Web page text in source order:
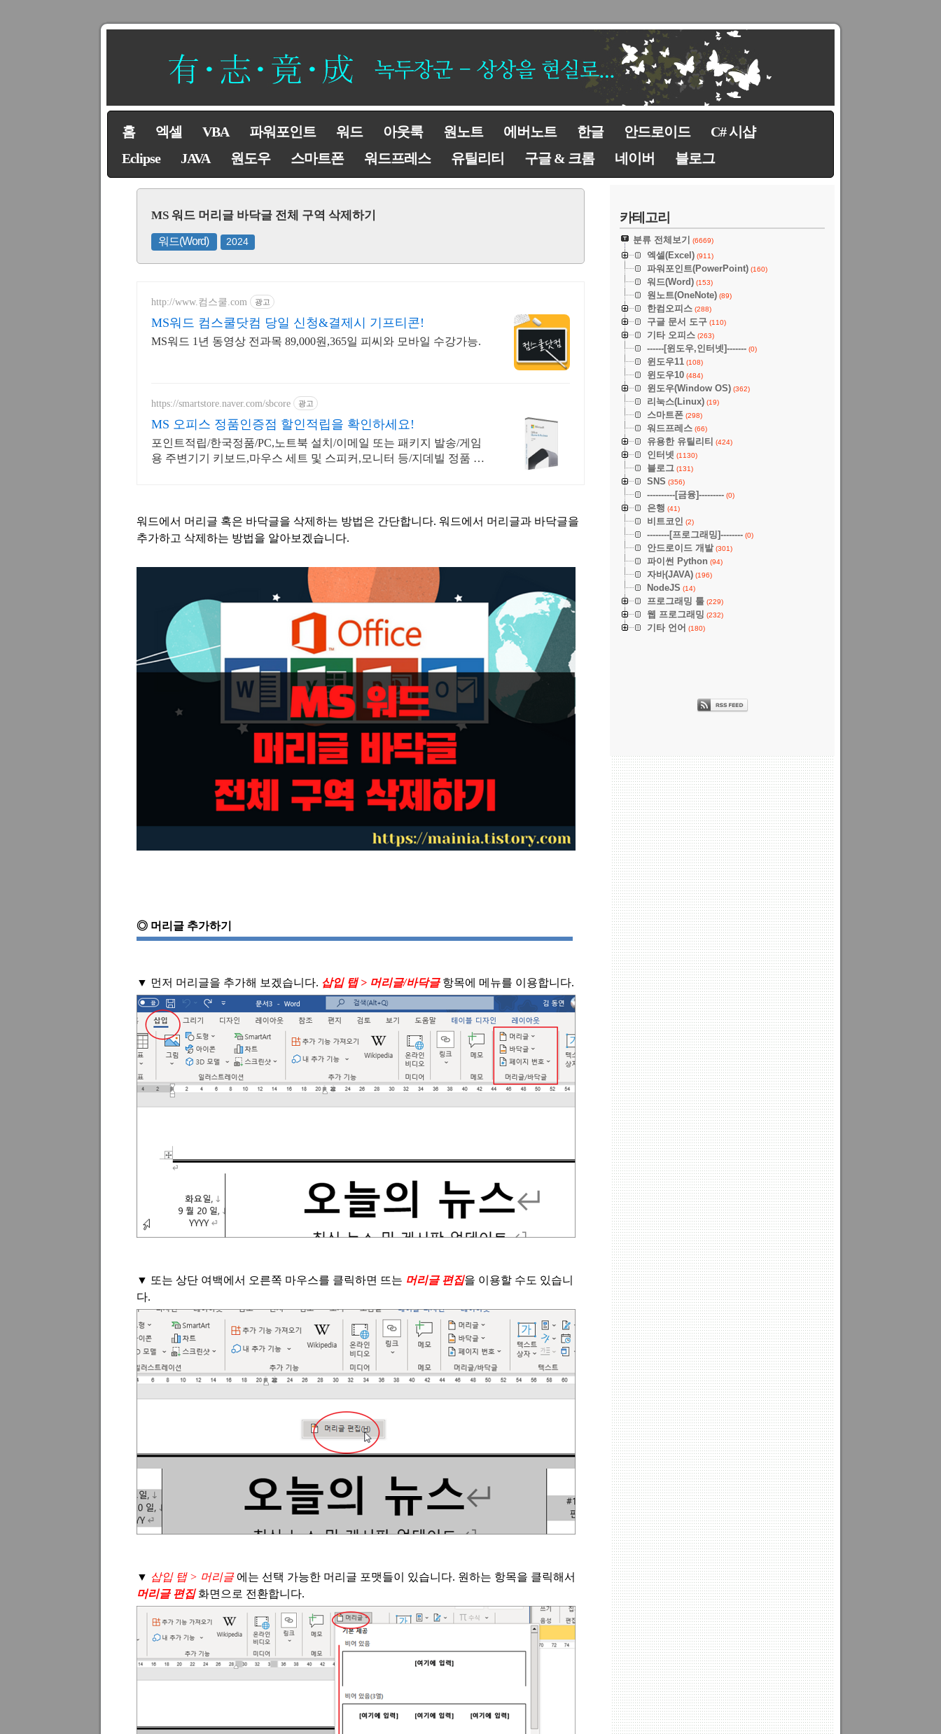
홈 엑셀 VBA 파워포인트 워드 아웃룩 원노트 에버노트 한글 안드로이드
C# 시샵
Eclipse
JAVA 원도우 스마트폰 워드프레스 유틸리티 구글 & 크롬 네이버 블로그
MS 워드 머리글 바닥글 전체 구역 삭제하기
워드(Word) 2024
http://www.컴스쿨.com 광고
MS워드 컴스쿨닷컴 당일 신청&결제시 기프티콘!
MS워드 1년 동영상 전과목 89,000원,365일 피씨와 모바일 수강가능.
https://smartstore.naver.com/sbcore 광고
MS 오피스 정품인증점 할인적립을 확인하세요!
포인트적립/한국정품/PC,노트북 설치/이메일 또는 패키지 발송/게임
용 주변기기 키보드,마우스 세트 및 스피커,모니터 등/지데빌 정품 인
워드에서 머리글 혹은 바닥글을 삭제하는 방법은 간단합니다. 워드에서 머리글과 바닥글을
추가하고 삭제하는 방법을 알아보겠습니다.
◎ 머리글 추가하기
▼ 먼저 머리글을 추가해 보겠습니다. 삽입 탭> 머리글/바닥글 항목에 메뉴를 이용합니다.
▼ 또는 상단 여백에서 오른쪽 마우스를 클릭하면 뜨는 머리글 편집을 이용할 수도 있습니
다.
▼ 삽입 탭 > 머리글 에는 선택 가능한 머리글 포맷들이 있습니다. 원하는 항목을 클릭해서
머리글 편집 화면으로 전환합니다.
카테고리
분류 전체보기 (6669)
엑셀(Excel) (911)
파워포인트(PowerPoint) (160)
워드(Word) (153)
원노트(OneNote) (89)
한컴오피스 (288)
구글 문서 도구 (110)
기타 오피스 (263)
------[윈도우,인터넷]------- (0)
윈도우11 (108)
윈도우10 (484)
윈도우(Window OS) (362)
리눅스(Linux) (19)
스마트폰 (298)
워드프레스 (66)
유용한 유틸리티 (424)
인터넷 (1130)
블로그 (131)
SNS (356)
----------[금융]--------- (0)
은행 (41)
비트코인 (2)
--------[프로그래밍]-------- (0)
안드로이드 개발(301)
파이썬 Python (94)
자바(JAVA) (196)
NodeJS (14)
프로그래밍 툴 (229)
웹 프로그래밍 (232)
기타 언어 (180)